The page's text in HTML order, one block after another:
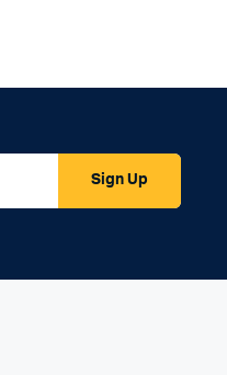
Sign Up